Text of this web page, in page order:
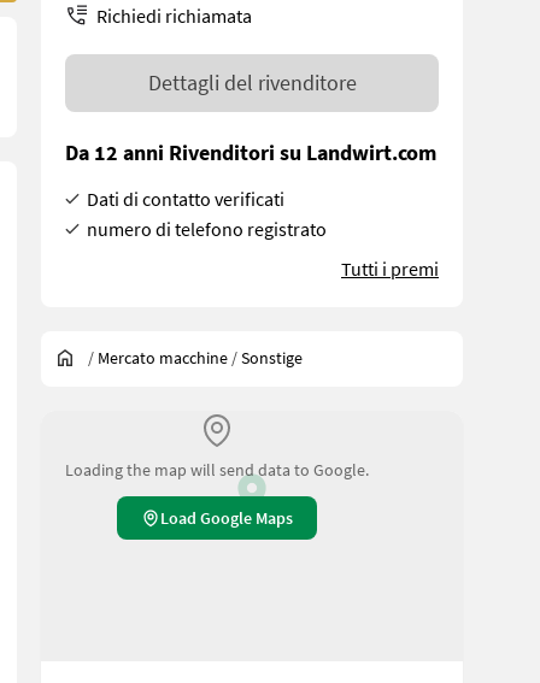
Richiedi richiamata
Dettagli del rivenditore
Da 12 anni Rivenditori su Landwirt.com
Dati di contatto verificati
numero di telefono registrato
Tutti i premi
/ Mercato macchine /Sonstige
Loading the map will send data to Google.
Load Google Maps